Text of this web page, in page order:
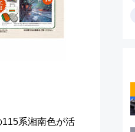
系湘南色が活